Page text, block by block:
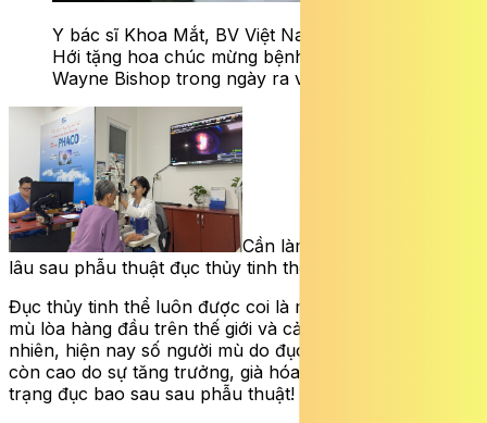
Y bác sĩ Khoa Mắt, BV Việt Nam Cuba Đồng
Hới tặng hoa chúc mừng bệnh nhân Gregory
Wayne Bishop trong ngày ra viện.
Cần làm gì để mắt sáng dài
lâu sau phẫu thuật đục thủy tinh thể?
Đục thủy tinh thể luôn được coi là một nguyên nhân gây
mù lòa hàng đầu trên thế giới và cả ở Việt Nam. Tuy
nhiên, hiện nay số người mù do đục thủy tinh thể vẫn
còn cao do sự tăng trưởng, già hóa dân số và kể cả tình
trạng đục bao sau sau phẫu thuật!